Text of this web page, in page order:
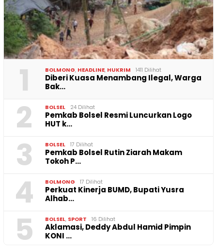
1 BOLMONG, HEADLINE, HUKRIM 1411 Dilihat
Diberi Kuasa Menambang Ilegal, Warga
Bak…
2 BOLSEL 24 Dilihat
Pemkab Bolsel Resmi Luncurkan Logo
HUT k…
3 BOLSEL 17 Dilihat
Pemkab Bolsel Rutin Ziarah Makam
Tokoh P…
4 BOLMONG 17 Dilihat
Perkuat Kinerja BUMD, Bupati Yusra
Alhab…
5 BOLSEL, SPORT 16 Dilihat
Aklamasi, Deddy Abdul Hamid Pimpin
KONI …